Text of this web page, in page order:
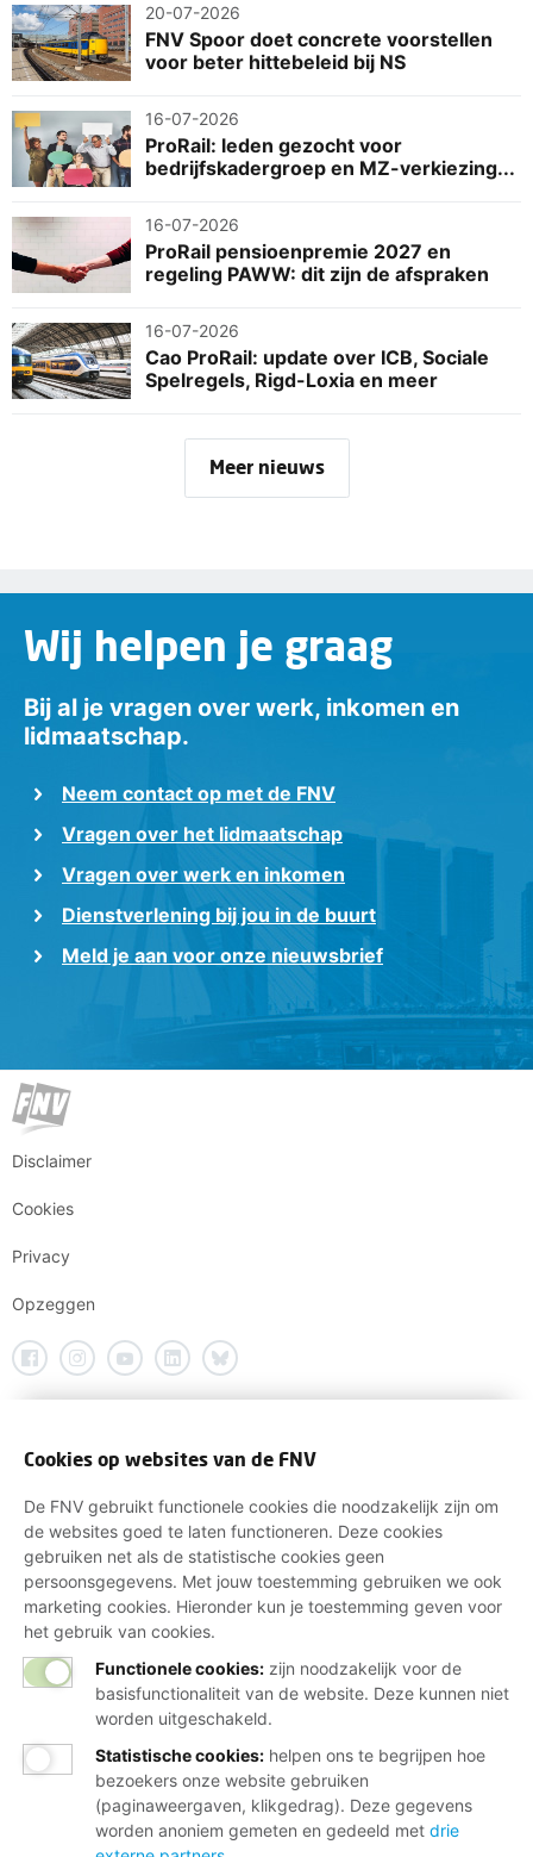
20-07-2026
FNV Spoor doet concrete voorstellen
voor beter hittebeleid bij NS
16-07-2026
ProRail: leden gezocht voor
bedrijfskadergroep en MZ-verkiezing...
16-07-2026
ProRail pensioenpremie 2027 en
regeling PAWW: dit zijn de afspraken
16-07-2026
Cao ProRail: update over ICB, Sociale
Spelregels, Rigd-Loxia en meer
Meer nieuws
Wij helpen je graag
Bij al je vragen over werk, inkomen en
lidmaatschap.
Neem contact op met de FNV
Vragen over het lidmaatschap
Vragen over werk en inkomen
Dienstverlening bij jou in de buurt
Meld je aan voor onze nieuwsbrief
Disclaimer
Cookies
Privacy
Opzeggen
Cookies op websites van de FNV
De FNV gebruikt functionele cookies die noodzakelijk zijn om
de websites goed te laten functioneren. Deze cookies
gebruiken net als de statistische cookies geen
persoonsgegevens. Met jouw toestemming gebruiken we ook
marketing cookies. Hieronder kun je toestemming geven voor
het gebruik van cookies.
Functionele cookies: zijn noodzakelijk voor de
basisfunctionaliteit van de website. Deze kunnen niet
worden uitgeschakeld.
Statistische cookies: helpen ons te begrijpen hoe
bezoekers onze website gebruiken
(paginaweergaven, klikgedrag). Deze gegevens
worden anoniem gemeten en gedeeld met drie